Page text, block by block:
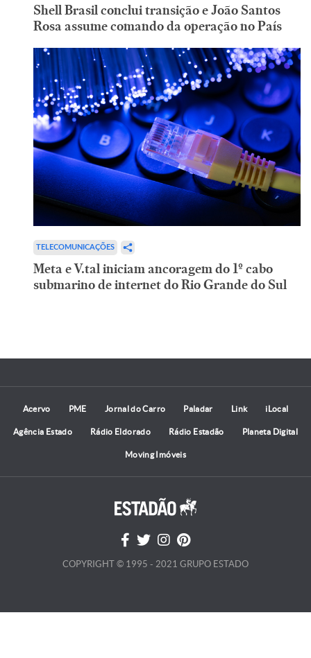
Shell Brasil conclui transição e João Santos
Rosa assume comando da operação no País
TELECOMUNICAÇÕES
Meta e V.tal iniciam ancoragem do 1º cabo
submarino de internet do Rio Grande do Sul
Acervo PME Jornal do Carro Paladar Link iLocal
Agência Estado Rádio Eldorado Rádio Estadão Planeta Digital
Moving Imóveis
COPYRIGHT © 1995 - 2021 GRUPO ESTADO